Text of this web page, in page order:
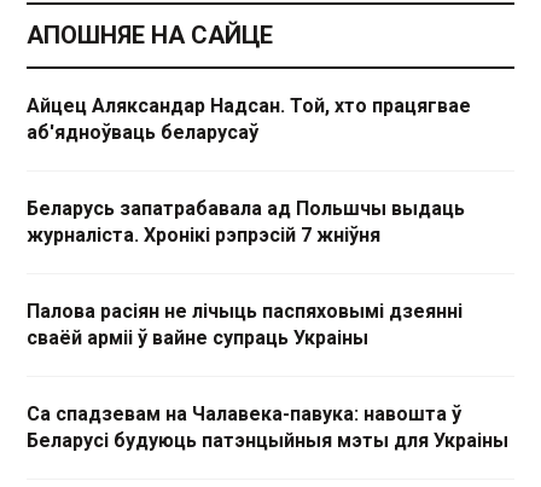
АПОШНЯЕ НА САЙЦЕ
Айцец Аляксандар Надсан. Той, хто працягвае
аб'ядноўваць беларусаў
Беларусь запатрабавала ад Польшчы выдаць
журналіста. Хронікі рэпрэсій 7 жніўня
Палова расіян не лічыць паспяховымі дзеянні
сваёй арміі ў вайне супраць Украіны
Са спадзевам на Чалавека-павука: навошта ў
Беларусі будуюць патэнцыйныя мэты для Украіны